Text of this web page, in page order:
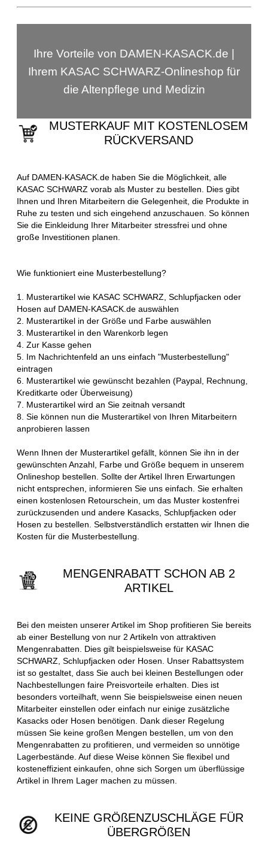
Ihre Vorteile von DAMEN-KASACK.de |
Ihrem KASAC SCHWARZ-Onlineshop für
die Altenpflege und Medizin
MUSTERKAUF MIT KOSTENLOSEM
RÜCKVERSAND
Auf DAMEN-KASACK.de haben Sie die Möglichkeit, alle
KASAC SCHWARZ vorab als Muster zu bestellen. Dies gibt
Ihnen und Ihren Mitarbeitern die Gelegenheit, die Produkte in
Ruhe zu testen und sich eingehend anzuschauen. So können
Sie die Einkleidung Ihrer Mitarbeiter stressfrei und ohne
große Investitionen planen.
Wie funktioniert eine Musterbestellung?
1. Musterartikel wie KASAC SCHWARZ, Schlupfjacken oder
Hosen auf DAMEN-KASACK.de auswählen
2. Musterartikel in der Größe und Farbe auswählen
3. Musterartikel in den Warenkorb legen
4. Zur Kasse gehen
5. Im Nachrichtenfeld an uns einfach "Musterbestellung"
eintragen
6. Musterartikel wie gewünscht bezahlen (Paypal, Rechnung,
Kreditkarte oder Überweisung)
7. Musterartikel wird an Sie zeitnah versandt
8. Sie können nun die Musterartikel von Ihren Mitarbeitern
anprobieren lassen
Wenn Ihnen der Musterartikel gefällt, können Sie ihn in der
gewünschten Anzahl, Farbe und Größe bequem in unserem
Onlineshop bestellen. Sollte der Artikel Ihren Erwartungen
nicht entsprechen, informieren Sie uns einfach. Sie erhalten
einen kostenlosen Retourschein, um das Muster kostenfrei
zurückzusenden und andere Kasacks, Schlupfjacken oder
Hosen zu bestellen. Selbstverständlich erstatten wir Ihnen die
Kosten für die Musterbestellung.
MENGENRABATT SCHON AB 2
ARTIKEL
Bei den meisten unserer Artikel im Shop profitieren Sie bereits
ab einer Bestellung von nur 2 Artikeln von attraktiven
Mengenrabatten. Dies gilt beispielsweise für KASAC
SCHWARZ, Schlupfjacken oder Hosen. Unser Rabattsystem
ist so gestaltet, dass Sie auch bei kleinen Bestellungen oder
Nachbestellungen faire Preisvorteile erhalten. Dies ist
besonders vorteilhaft, wenn Sie beispielsweise einen neuen
Mitarbeiter einstellen oder einfach nur einige zusätzliche
Kasacks oder Hosen benötigen. Dank dieser Regelung
müssen Sie keine großen Mengen bestellen, um von den
Mengenrabatten zu profitieren, und vermeiden so unnötige
Lagerbestände. Auf diese Weise können Sie flexibel und
kosteneffizient einkaufen, ohne sich Sorgen um überflüssige
Artikel in Ihrem Lager machen zu müssen.
KEINE GRÖßENZUSCHLÄGE FÜR
ÜBERGRÖßEN